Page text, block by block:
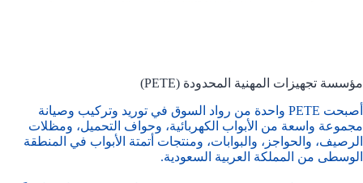
مؤسسة تجهيزات المهنية المحدودة (PETE)
أصبحت PETE واحدة من رواد السوق في توريد وتركيب وصيانة
مجموعة واسعة من الأبواب الكهربائية، وحواف التحميل، ومظلات
الرصيف، والحواجز، والبوابات، ومنتجات أتمتة الأبواب في المنطقة
الوسطى من المملكة العربية السعودية.